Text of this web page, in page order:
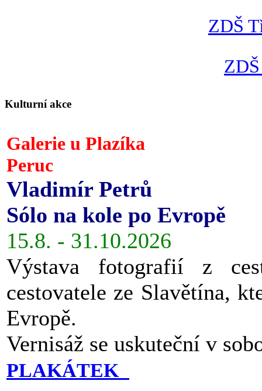
ZDŠ
Kulturní akce
Galerie u Plazíka
Peruc
Vladimír Petrů
Sólo na kole po Evropě
15.8. - 31.10.2026
Výstava fotografií z
cestovatele ze Slavětína,
Evropě.
Vernisáž se uskuteční v
PLAKÁTEK